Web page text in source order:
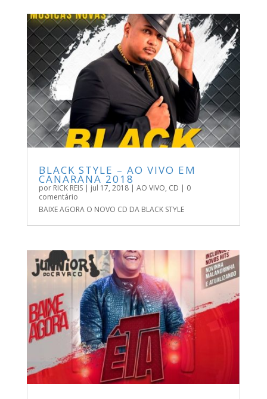
BLACK STYLE – AO VIVO EM
CANARANA 2018
por RICK REIS| jul 17, 2018| AO VIVO, CD | 0
comentário
BAIXE AGORA O NOVO CD DA BLACK STYLE